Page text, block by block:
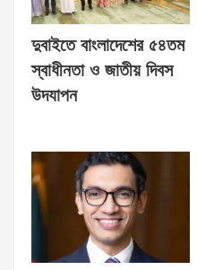
দুবাইতে বাংলাদেশের ৫৪তম
স্বাধীনতা ও জাতীয় দিবস
উদযাপন